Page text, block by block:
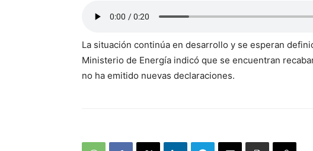
La situación continúa en desarrollo y se esperan
Ministerio de Energía indicó que se encuentran
no ha emitido nuevas declaraciones.